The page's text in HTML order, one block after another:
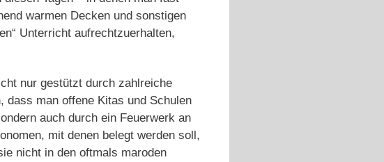
warmen Decken und sonstigen
Unterricht aufrechtzuerhalten,
nur gestützt durch zahlreiche
dass man offene Kitas und Schulen
auch durch ein Feuerwerk an
mit denen belegt werden soll,
nicht in den oftmals maroden